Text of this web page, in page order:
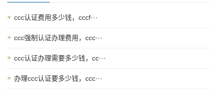
ccc认证费用多少钱，cccf···
ccc强制认证办理费用，ccc···
ccc认证办理需要多少钱，cc···
办理ccc认证要多少钱，ccc···